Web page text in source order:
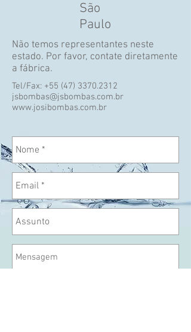
São
Paulo
Não temos representantes neste
estado. Por favor, contate diretamente
a fábrica.
Tel/Fax: +55 (47) 3370.2312
jsbombas@jsbombas.com.br
www.josibombas.com.br